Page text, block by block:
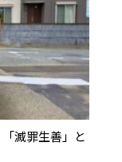
滅罪生善」と